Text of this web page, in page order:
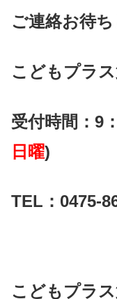
ご連絡お待ち
こどもプラ
受付時間：9
日曜)
TEL：0475-
こどもプラ